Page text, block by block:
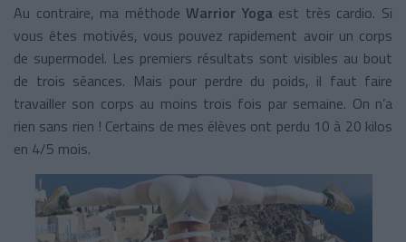
Au contraire, ma méthodeWarrior Yoga est très cardio. Si
vous êtes motivés, vous pouvez rapidement avoir un corps
de supermodel. Les premiers résultats sont visibles au bout
de trois séances. Mais pour perdre du poids, il faut faire
travailler son corps au moins trois fois par semaine. On n’a
rien sans rien ! Certains de mes élèves ont perdu 10 à 20 kilos
en 4/5 mois.